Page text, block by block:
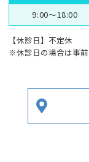
9:00～18:00
【休診日】不定休
※休診日の場合は事前